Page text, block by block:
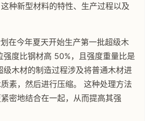
种新型材料的特性、生产过程以及
在今年夏天开始生产第一批超级木
强度比钢材高 50%，且强度重量比是
木材的制造过程涉及将普通木材进
素，然后进行压缩。 这种处理方法
密地结合在一起，从而提高其强